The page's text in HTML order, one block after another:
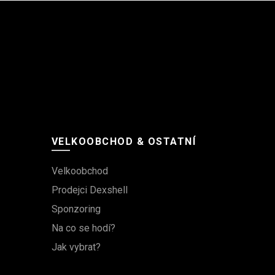
VELKOOBCHOD & OSTATNÍ
Velkoobchod
Prodejci Dexshell
Sponzoring
Na co se hodí?
Jak vybrat?